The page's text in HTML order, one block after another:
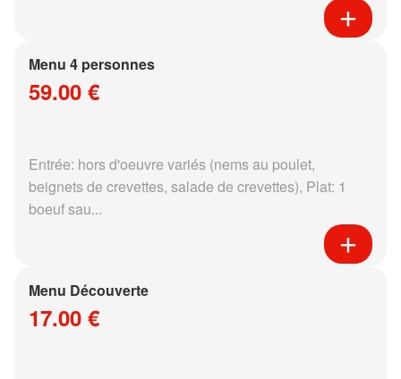
Menu 4 personnes
59.00 €
Entrée: hors d'oeuvre variés (nems au poulet,
beignets de crevettes, salade de crevettes), Plat: 1
boeuf sau...
Menu Découverte
17.00 €